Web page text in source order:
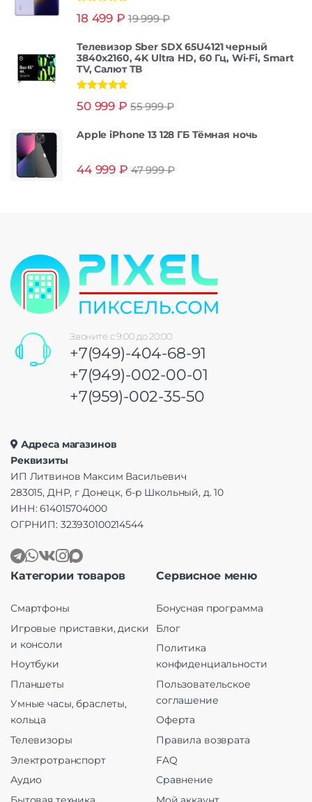
из 5
18 499 ₽ 19 999₽
Телевизор Sber SDX 65U4121 черный
3840x2160, 4K Ultra HD, 60 Гц, Wi-Fi, Smart
TV, Салют ТВ
из 5
50 999 ₽ 55 999₽
Apple iPhone 13 128 ГБ Тёмная ночь
44 999 ₽ 47 999₽
Звоните с 9:00 до 20:00
+7(949)-404-68-91
+7(949)-002-00-01
+7(959)-002-35-50
Адреса магазинов
Реквизиты
ИП Литвинов Максим Васильевич
283015, ДНР, г Донецк, б-р Школьный, д. 10
ИНН: 614015704000
ОГРНИП: 323930100214544
Категории товаров
Смартфоны
Игровые приставки, диски
и консоли
Ноутбуки
Планшеты
Умные часы, браслеты,
кольца
Телевизоры
Электротранспорт
Аудио
Сервисное меню
Бонусная программа
Блог
Политика
конфиденциальности
Пользовательское
соглашение
Оферта
Правила возврата
FAQ
Сравнение